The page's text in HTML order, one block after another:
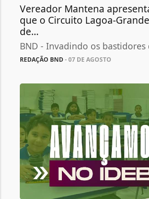
Vereador Mantena
que o Circuito Lagoa-
de...
BND - Invadindo os bastidores
REDAÇÃO BND- 07 DE AGOSTO